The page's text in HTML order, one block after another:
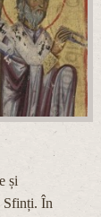
și
Sfinți. În